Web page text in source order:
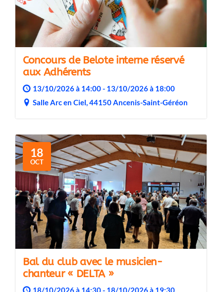
Concours de Belote interne réservé
aux Adhérents
13/10/2026 à 14:00 - 13/10/2026 à 18:00
Salle Arc en Ciel, 44150 Ancenis-Saint-Géréon
18
OCT
Bal du club avec le musicien-
chanteur « DELTA »